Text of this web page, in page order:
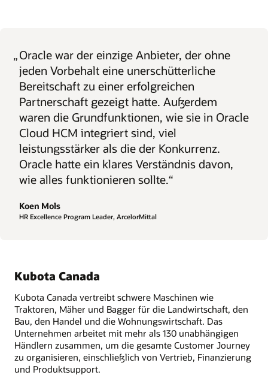
„Oracle war der einzige Anbieter, der ohne
jeden Vorbehalt eine unerschütterliche
Bereitschaft zu einer erfolgreichen
Partnerschaft gezeigt hatte. Außerdem
waren die Grundfunktionen, wie sie in Oracle
Cloud HCM integriert sind, viel
leistungsstärker als die der Konkurrenz.
Oracle hatte ein klares Verständnis davon,
wie alles funktionieren sollte.“
Koen Mols
HR Excellence Program Leader, ArcelorMittal
Kubota Canada
Kubota Canada vertreibt schwere Maschinen wie
Traktoren, Mäher und Bagger für die Landwirtschaft, den
Bau, den Handel und die Wohnungswirtschaft. Das
Unternehmen arbeitet mit mehr als 130 unabhängigen
Händlern zusammen, um die gesamte Customer Journey
zu organisieren, einschließlich von Vertrieb, Finanzierung
und Produktsupport.